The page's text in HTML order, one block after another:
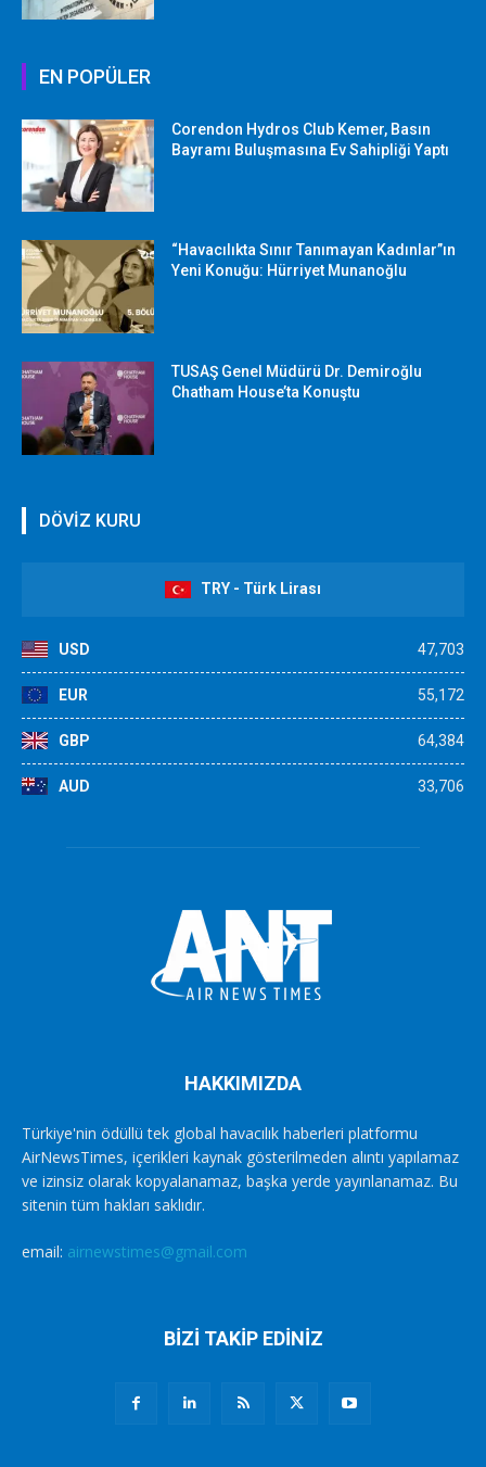
EN POPÜLER
Corendon Hydros Club Kemer, Basın
Bayramı Buluşmasına Ev Sahipliği Yaptı
“Havacılıkta Sınır Tanımayan Kadınlar”ın
Yeni Konuğu: Hürriyet Munanoğlu
TUSAŞ Genel Müdürü Dr. Demiroğlu
Chatham House’ta Konuştu
DÖVİZ KURU
TRY - Türk Lirası
USD 47,703
EUR 55,172
GBP 64,384
AUD 33,706
HAKKIMIZDA
Türkiye'nin ödüllü tek global havacılık haberleri platformu
AirNewsTimes, içerikleri kaynak gösterilmeden alıntı yapılamaz
ve izinsiz olarak kopyalanamaz, başka yerde yayınlanamaz. Bu
sitenin tüm hakları saklıdır.
email: airnewstimes@gmail.com
BİZİ TAKİP EDİNİZ